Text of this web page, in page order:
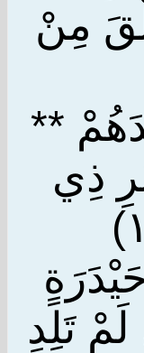
مِنْ
**
ذِي
تَلِدِ